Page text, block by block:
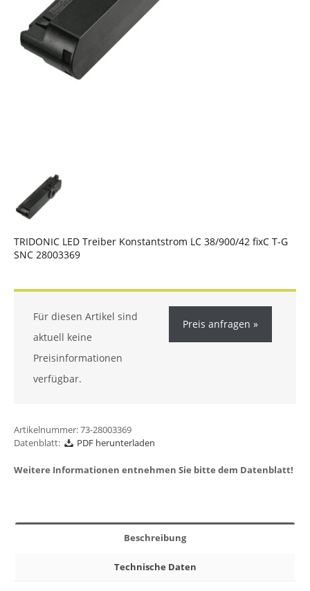
TRIDONIC LED Treiber Konstantstrom LC 38/900/42 fixC T-G
SNC 28003369
Preis anfragen »
Für diesen Artikel sind
aktuell keine
Preisinformationen
verfügbar.
Artikelnummer:73-28003369
Datenblatt:
PDF herunterladen
Weitere Informationen entnehmen Sie bitte dem Datenblatt!
Beschreibung
Technische Daten